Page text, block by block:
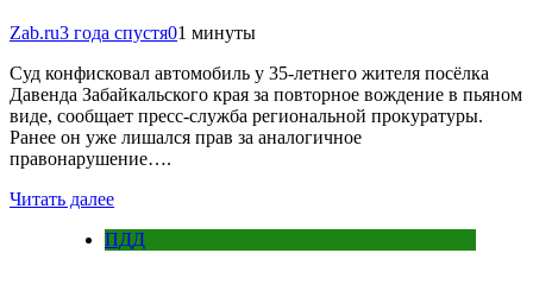
Zab.ru3 года спустя01 минуты
Суд конфисковал автомобиль у 35-летнего жителя посёлка
Давенда Забайкальского края за повторное вождение в пьяном
виде, сообщает пресс-служба региональной прокуратуры.
Ранее он уже лишался прав за аналогичное
правонарушение….
Читать далее
ПДД